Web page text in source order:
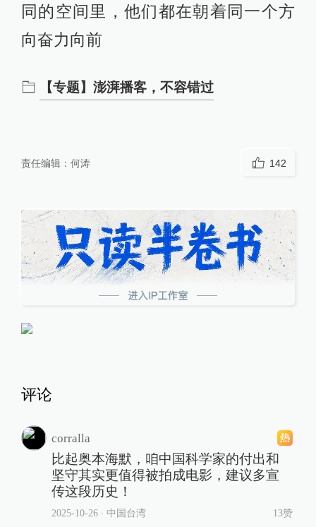
同的空间里，他们都在朝着同一个方
向奋力向前
【专题】澎湃播客，不容错过
责任编辑： 何涛 142
评论
corralla
比起奥本海默，咱中国科学家的付出和
坚守其实更值得被拍成电影，建议多宣
传这段历史！
2025-10-26∙ 中国台湾 13赞